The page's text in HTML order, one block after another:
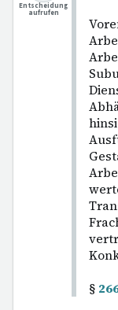
§
Entscheidung
aufrufen